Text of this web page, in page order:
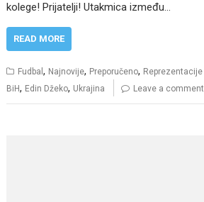
kolege! Prijatelji! Utakmica između…
READ MORE
Fudbal, Najnovije, Preporučeno, Reprezentacije
BiH, Edin Džeko, Ukrajina Leave a comment